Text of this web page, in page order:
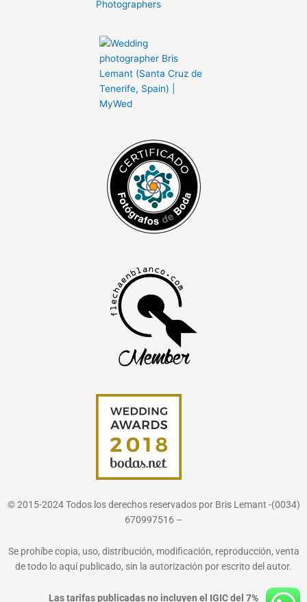
© 2015-2024 Todos los derechos reservados por Bris Lemant -(0034)
670997516 –
Se prohíbe copia, uso, distribución, modificación, reproducción, venta
de todo lo aquí publicado, sin la autorización por escrito del autor.
Las tarifas publicadas no incluyen el IGIC del 7%